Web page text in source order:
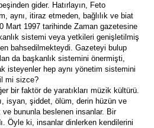
gider. Hatırlayın, Feto
aynı, itiraz etmeden, bağlılık ve biat
Mart 1997 tarihinde Zaman gazetesine
sistemi veya yetkileri genişletilmiş
bahsedilmekteydi. Gazeteyi bulup
da başkanlık sistemini önermişti,
isteyenler hep aynı yönetim sistemini
mi sizce?
bir faktör de yaratıkları müzik kültürü.
isyan, şiddet, ölüm, derin hüzün ve
ve bununla beslenen insanlar. Bir
Öyle ki, insanlar dinlerken kendilerini